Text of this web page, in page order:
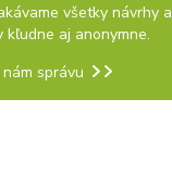
všetky návrhy a
kľudne aj anonymne.
správu